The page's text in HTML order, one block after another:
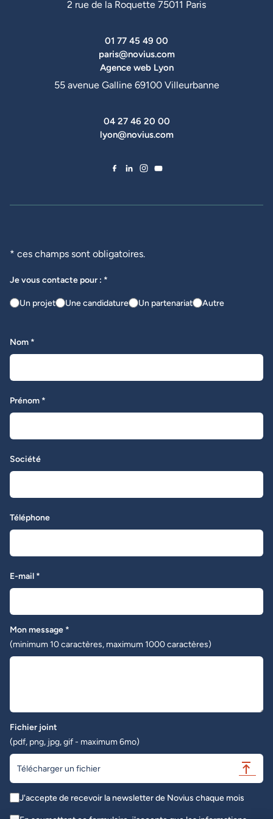
2 rue de la Roquette 75011 Paris
01 77 45 49 00
paris@novius.com
Agence web Lyon
55 avenue Galline 69100 Villeurbanne
04 27 46 20 00
lyon@novius.com
* ces champs sont obligatoires.
Je vous contacte pour : *
Un projet Une candidature Un partenariat Autre
Nom *
Prénom *
Société
Téléphone
E-mail *
Mon message *
(minimum 10 caractères, maximum 1000 caractères)
Fichier joint
(pdf, png, jpg, gif - maximum 6mo)
Télécharger un fichier
J'accepte de recevoir la newsletter de Novius chaque mois